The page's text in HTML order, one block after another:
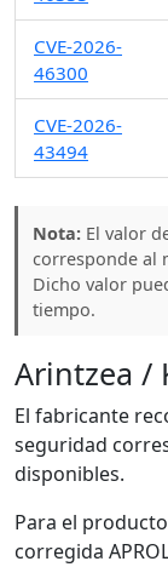
CVE-2026-
46300
CVE-2026-
43494
Nota:El valor
corresponde al
Dicho valor
tiempo.
Arintzea /
El fabricante
seguridad
disponibles.
Para el
corregida